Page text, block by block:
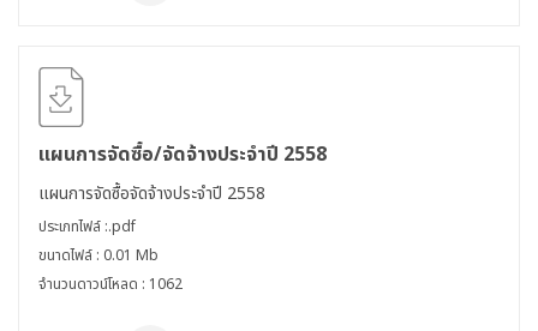
แผนการจัดซื้อ/จัดจ้างประจำปี 2558
แผนการจัดซื้อจัดจ้างประจำปี 2558
ประเภทไฟล์ :.pdf
ขนาดไฟล์ : 0.01 Mb
จำนวนดาวน์โหลด : 1062